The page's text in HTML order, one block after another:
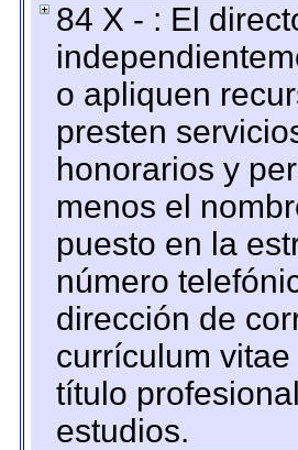
84 X - : El
o apliquen
presten
honorarios y
menos el
puesto en la
número
dirección de
currículum
título
estudios.